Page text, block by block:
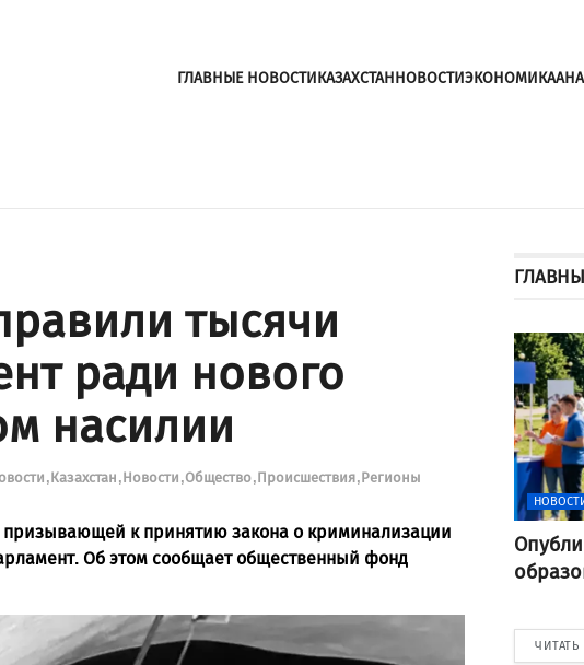
ГЛАВНЫЕ НОВОСТИКАЗАХСТАННОВОСТИЭКОНОМИКА
тысячи
ради нового
насилии
Казахстан НовостиОбщество Происшествия Регионы
призывающей к принятию закона о криминализации
Об этом сообщает общественный фонд